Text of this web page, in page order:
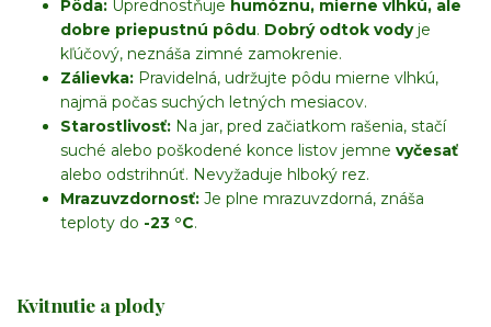
Pôda: Uprednostňuje humóznu, mierne vlhkú, ale
dobre priepustnú pôdu. Dobrý odtok vodyje
kľúčový, neznáša zimné zamokrenie.
Zálievka: Pravidelná, udržujte pôdu mierne vlhkú,
najmä počas suchých letných mesiacov.
Starostlivosť: Na jar, pred začiatkom rašenia, stačí
suché alebo poškodené konce listov jemne vyčesať
alebo odstrihnúť. Nevyžaduje hlboký rez.
Mrazuvzdornosť: Je plne mrazuvzdorná, znáša
teploty do -23 °C.
Kvitnutie a plody